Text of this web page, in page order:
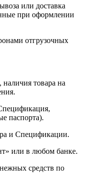
или доставка
при оформлении
отгрузочных
наличия товара на
паспорта).
и Спецификации.
или в любом банке.
средств по